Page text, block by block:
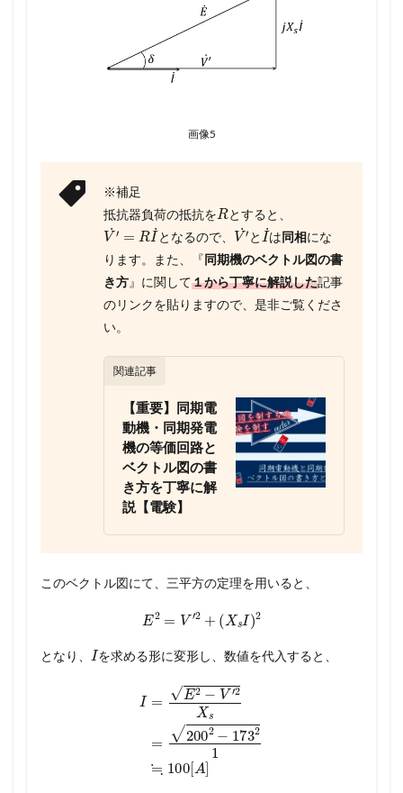
画像5
※補足
抵抗器負荷の抵抗を
R
とすると、
V′˙=RI˙
となるので、
V′˙
と
I˙
は同相にな
ります。また、『同期機のベクトル図の書
き方』に関して１から丁寧に解説した記事
のリンクを貼りますので、是非ご覧くださ
い。
関連記事
【重要】同期電
動機・同期発電
機の等価回路と
ベクトル図の書
き方を丁寧に解
説【電験】
このベクトル図にて、三平方の定理を用いると、
E V′2 ( XsI) 2
となり、
I
を求める形に変形し、数値を代入すると、
2002−173